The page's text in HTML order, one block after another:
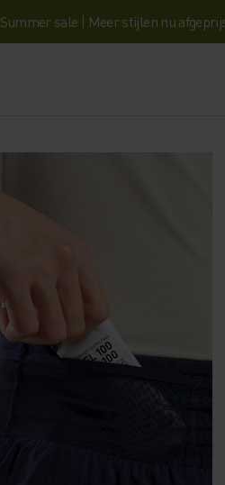
Summer sale | Meer stijlen nu